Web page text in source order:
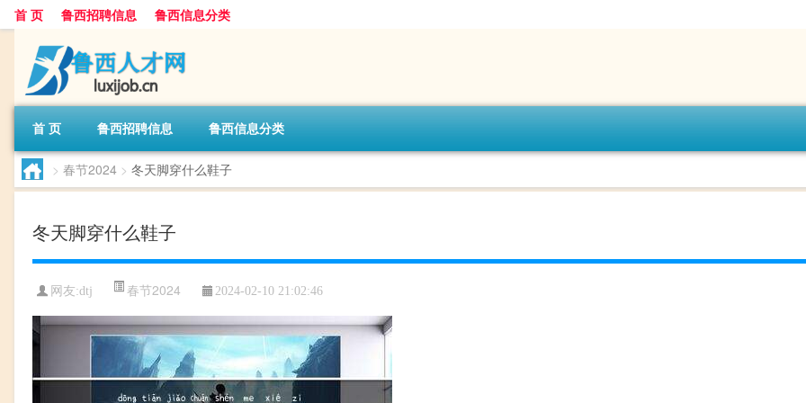
首 页 鲁西招聘信息 鲁西信息分类
首 页 鲁西招聘信息 鲁西信息分类
> 春节2024 > 冬天脚穿什么鞋子
冬天脚穿什么鞋子
网友:dtj 春节2024 2024-02-10 21:02:46